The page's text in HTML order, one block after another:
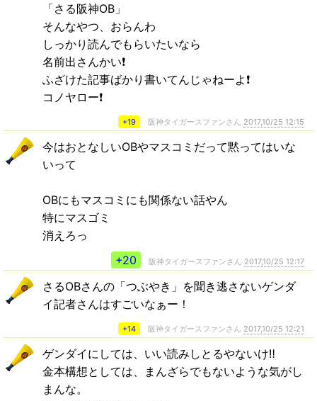
「さる阪神OB」
そんなやつ、おらんわ
しっかり読んでもらいたいなら
名前出さんかい❗
ふざけた記事ばかり書いてんじゃねーよ❗
コノヤロー❗
+19 阪神タイガースファンさん 2017,10/25 12:15
今はおとなしいOBやマスコミだって黙ってはいな
いって
OBにもマスコミにも関係ない話やん
特にマスゴミ
消えろっ
+20
阪神タイガースファンさん 2017,10/25 12:17
さるOBさんの「つぶやき」を聞き逃さないゲンダ
イ記者さんはすごいなぁー！
+14 阪神タイガースファンさん 2017,10/25 12:21
ゲンダイにしては、いい読みしとるやないけ‼︎
金本構想としては、まんざらでもないような気がし
まんな。